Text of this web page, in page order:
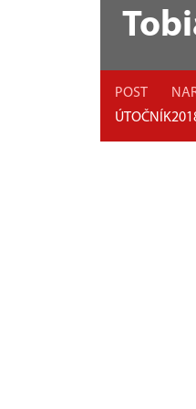
POST
ÚTOČNÍK